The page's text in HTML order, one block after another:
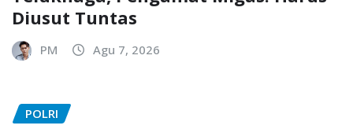
Diusut Tuntas
PM Agu 7, 2026
POLRI